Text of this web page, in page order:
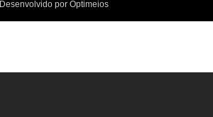
Desenvolvido por Optimeios